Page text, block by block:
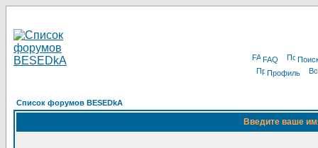
FAQ
Профиль
Список форумов BESEDkA
Введите ваше